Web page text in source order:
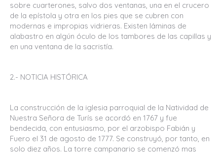
sobre cuarterones, salvo dos ventanas, una en el crucero
de la epístola y otra en los pies que se cubren con
modernas e impropias vidrieras. Existen láminas de
alabastro en algún óculo de los tambores de las capillas y
en una ventana de la sacristía.
2.- NOTICIA HISTÓRICA
La construcción de la iglesia parroquial de la Natividad de
Nuestra Señora de Turís se acordó en 1767 y fue
bendecida, con entusiasmo, por el arzobispo Fabián y
Fuero el 31 de agosto de 1777. Se construyó, por tanto, en
solo diez años. La torre campanario se comenzó mas